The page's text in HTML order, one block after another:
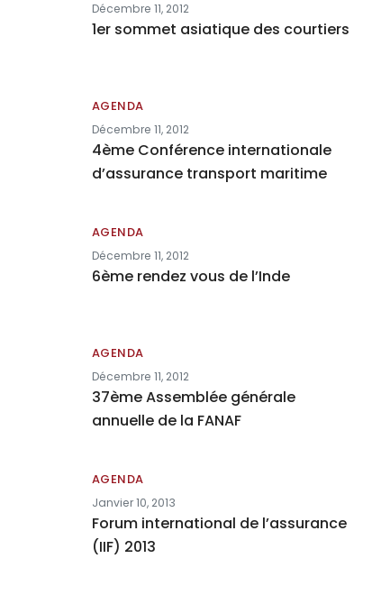
Décembre 11, 2012
1er sommet asiatique des courtiers
AGENDA
Décembre 11, 2012
4ème Conférence internationale
d’assurance transport maritime
AGENDA
Décembre 11, 2012
6ème rendez vous de l’Inde
AGENDA
Décembre 11, 2012
37ème Assemblée générale
annuelle de la FANAF
AGENDA
Janvier 10, 2013
Forum international de l’assurance
(IIF) 2013